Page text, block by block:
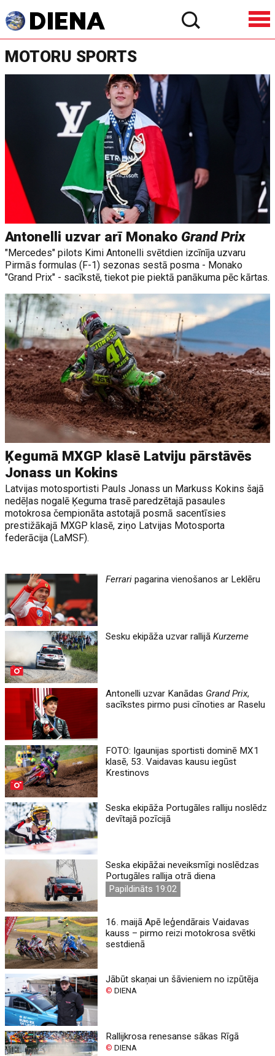
MOTORU SPORTS
Antonelli uzvar arī Monako Grand Prix
"Mercedes" pilots Kimi Antonelli svētdien izcīnīja uzvaru
Pirmās formulas (F-1) sezonas sestā posma - Monako
"Grand Prix" - sacīkstē, tiekot pie piektā panākuma pēc kārtas.
Ķegumā MXGP klasē Latviju pārstāvēs
Jonass un Kokins
Latvijas motosportisti Pauls Jonass un Markuss Kokins šajā
nedēļas nogalē Ķeguma trasē paredzētajā pasaules
motokrosa čempionāta astotajā posmā sacentīsies
prestižākajā MXGP klasē, ziņo Latvijas Motosporta
federācija (LaMSF).
Ferrari pagarina vienošanos ar Leklēru
Sesku ekipāža uzvar rallijāKurzeme
Antonelli uzvar Kanādas Grand Prix,
sacīkstes pirmo pusi cīnoties ar Raselu
FOTO: Igaunijas sportisti dominē MX1
klasē, 53. Vaidavas kausu iegūst
Krestinovs
Seska ekipāža Portugāles ralliju noslēdz
devītajā pozīcijā
Seska ekipāžai neveiksmīgi noslēdzas
Portugāles rallija otrā diena
Papildināts 19:02
16. maijā Apē leģendārais Vaidavas
kauss – pirmo reizi motokrosa svētki
sestdienā
Jābūt skaņai un šāvieniem no izpūtēja
© DIENA
Rallijkrosa renesanse sākas Rīgā
© DIENA